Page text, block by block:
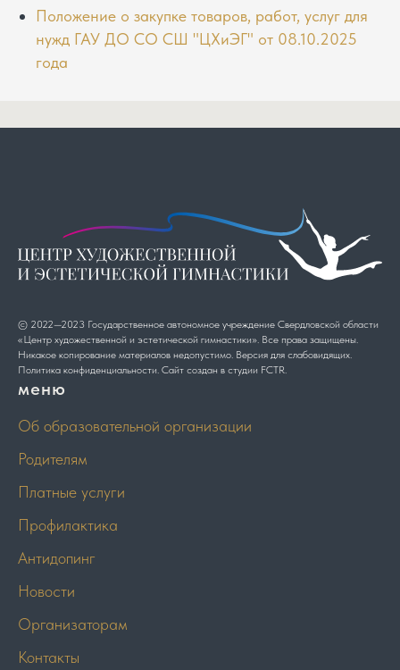
Положение о закупке товаров, работ, услуг для
нужд ГАУ ДО СО СШ "ЦХиЭГ" от 08.10.2025
года
© 2022—2023 Государственное автономное учреждение Свердловской области
«Центр художественной и эстетической гимнастики». Все права защищены.
Никакое копирование материалов недопустимо. Версия для слабовидящих.
Политика конфиденциальности. Сайт создан в студии FCTR.
меню
Об образовательной организации
Родителям
Платные услуги
Профилактика
Антидопинг
Новости
Организаторам
Контакты